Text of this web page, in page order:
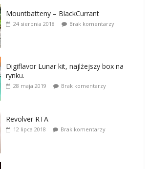
Mountbatteny – BlackCurrant
24 sierpnia 2018 Brak komentarzy
Digiflavor Lunar kit, najlżejszy box na
rynku.
28 maja 2019 Brak komentarzy
Revolver RTA
12 lipca 2018 Brak komentarzy